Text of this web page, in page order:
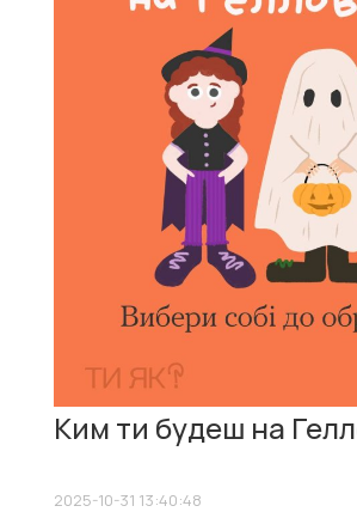
Ким ти будеш на
2025-10-31 13:40:48